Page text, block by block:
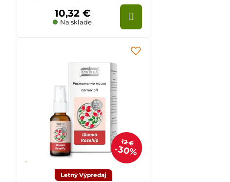
Na sklade
10,32 €
12 €
30%
Letný Výpredaj